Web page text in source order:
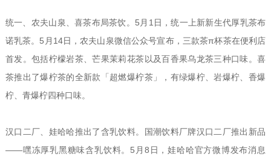
统一、农夫山泉、喜茶布局茶饮。5月1日，统一上新新生代厚乳茶布
诺乳茶。5月14日，农夫山泉微信公众号宣布，三款茶π杯茶在便利店
首发。包括柠檬岩茶、芒果茉莉花茶以及百香果乌龙茶三种口味。喜
茶推出了爆柠茶的全新款「超燃爆柠茶」，有绿爆柠、岩爆柠、香爆
柠、青爆柠四种口味。
汉口二厂、娃哈哈推出了含乳饮料。国潮饮料厂牌汉口二厂推出新品
——嘿冻厚乳黑糖味含乳饮料。5月8日，娃哈哈官方微博发布消息